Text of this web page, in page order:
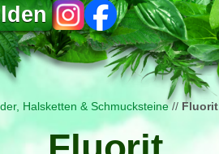
ig fb
Halsketten & Schmucksteine// Fluorit